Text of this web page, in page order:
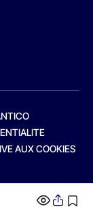
AUX COOKIES